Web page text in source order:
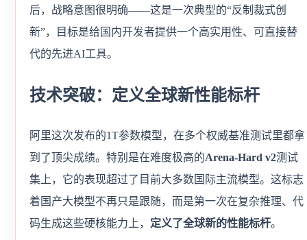
后，战略意图很明确——这是一次典型的“反制裁式创
新”，目标是给国内开发者提供一个高实用性、可直接替
代的先进AI工具。
技术突破：定义全球新性能标杆
阿里这次发布的1T参数模型，在多个权威基准测试里都拿
到了顶尖成绩。特别是在难度极高的Arena-Hard v2测试
集上，它的表现超过了目前大多数国际主流模型。这标志
着国产大模型不再只是跟随，而是第一次在复杂推理、代
码生成这些硬核能力上， 定义了全球新的性能标杆。